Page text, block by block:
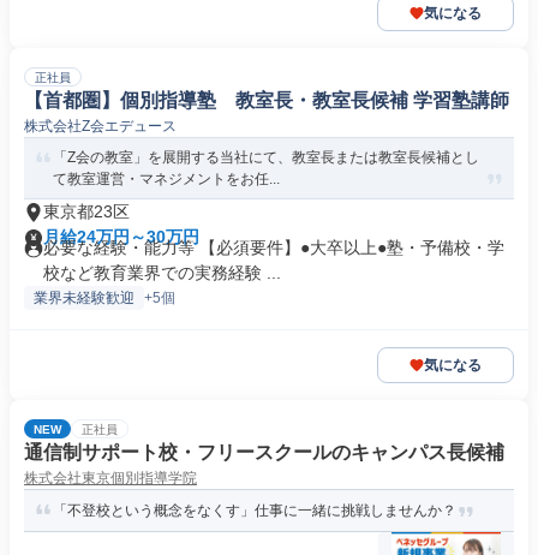
気になる
正社員
【首都圏】個別指導塾 教室長・教室長候補 学習塾講師
株式会社Z会エデュース
「Z会の教室」を展開する当社にて、教室長または教室長候補とし
て教室運営・マネジメントをお任...
東京都23区
月給24万円～30万円
必要な経験・能力等 【必須要件】●大卒以上●塾・予備校・学
校など教育業界での実務経験 ...
業界未経験歓迎 +5個
気になる
NEW 正社員
通信制サポート校・フリースクールのキャンパス長候補
株式会社東京個別指導学院
「不登校という概念をなくす」仕事に一緒に挑戦しませんか？